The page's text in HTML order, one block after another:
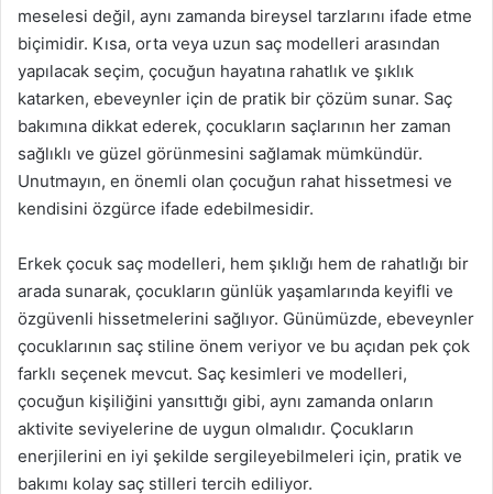
meselesi değil, aynı zamanda bireysel tarzlarını ifade etme
biçimidir. Kısa, orta veya uzun saç modelleri arasından
yapılacak seçim, çocuğun hayatına rahatlık ve şıklık
katarken, ebeveynler için de pratik bir çözüm sunar. Saç
bakımına dikkat ederek, çocukların saçlarının her zaman
sağlıklı ve güzel görünmesini sağlamak mümkündür.
Unutmayın, en önemli olan çocuğun rahat hissetmesi ve
kendisini özgürce ifade edebilmesidir.
Erkek çocuk saç modelleri, hem şıklığı hem de rahatlığı bir
arada sunarak, çocukların günlük yaşamlarında keyifli ve
özgüvenli hissetmelerini sağlıyor. Günümüzde, ebeveynler
çocuklarının saç stiline önem veriyor ve bu açıdan pek çok
farklı seçenek mevcut. Saç kesimleri ve modelleri,
çocuğun kişiliğini yansıttığı gibi, aynı zamanda onların
aktivite seviyelerine de uygun olmalıdır. Çocukların
enerjilerini en iyi şekilde sergileyebilmeleri için, pratik ve
bakımı kolay saç stilleri tercih ediliyor.